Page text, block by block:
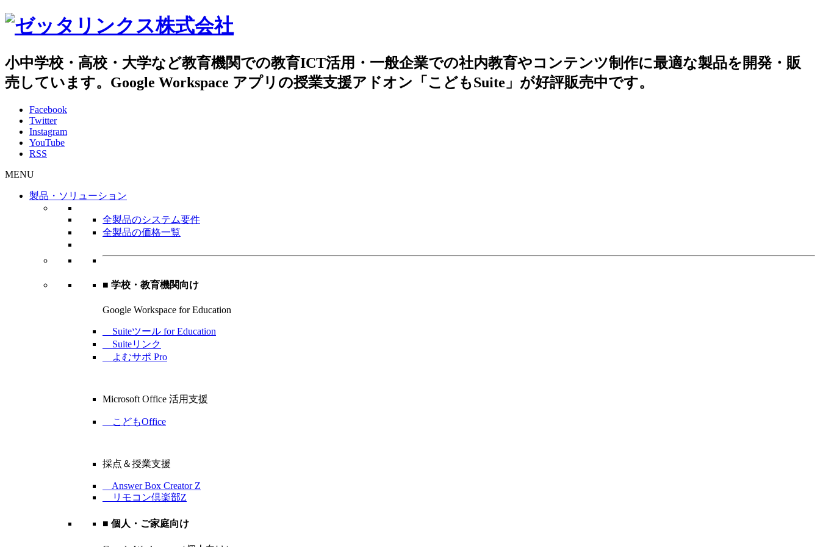
小中学校・高校・大学など教育機関での教育ICT活用・一般企業での社内教育やコンテンツ制作に最適な製品を開発・販
売しています。Google Workspace アプリの授業支援アドオン「こどもSuite」が好評販売中です。
Facebook
Twitter
Instagram
YouTube
RSS
MENU
製品・ソリューション
全製品のシステム要件
全製品の価格一覧
■ 学校・教育機関向け
Google Workspace for Education
Suiteツール for Education
Suiteリンク
よむサポ Pro
Microsoft Office 活用支援
こどもOffice
採点＆授業支援
Answer Box Creator Z
リモコン倶楽部Z
■ 個人・ご家庭向け